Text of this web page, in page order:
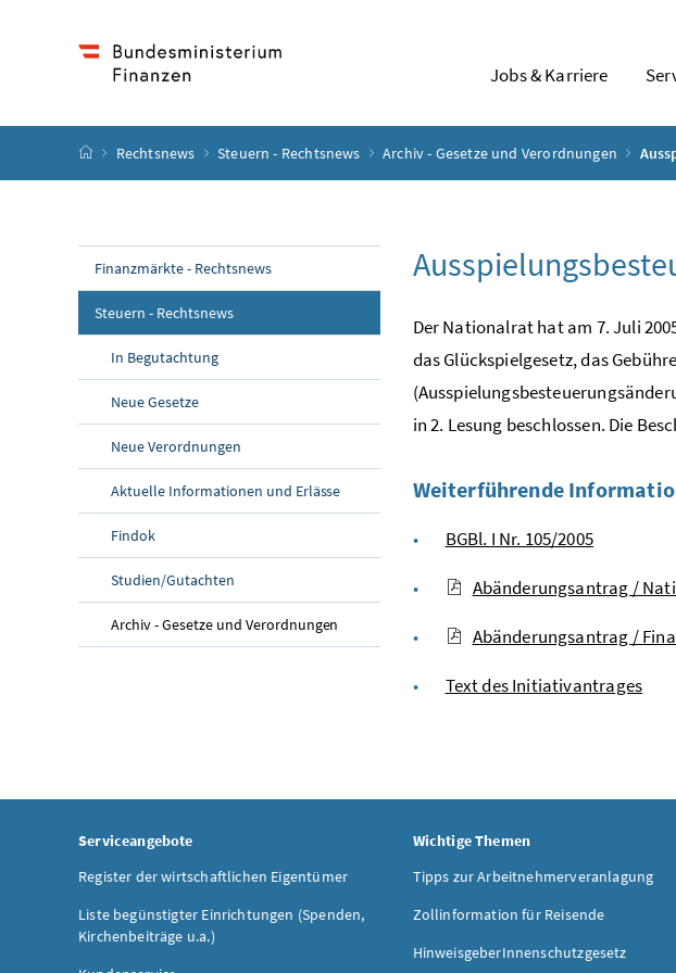
Jobs & Karriere
Startseite
Rechtsnews Steuern - Rechtsnews Archiv - Gesetze und Verordnungen
Finanzmärkte - Rechtsnews
Steuern - Rechtsnews
In Begutachtung
Neue Gesetze
Neue Verordnungen
Aktuelle Informationen und Erlässe
Findok
Studien/Gutachten
Archiv - Gesetze und Verordnungen
Der Nationalrat hat am 7. Juli
das Glückspielgesetz, das
in 2. Lesung beschlossen. Die
Weiterführende
BGBl. I Nr. 105/2005
Abänderungsantrag /
Abänderungsantrag /
Text des Initiativantrages
Serviceangebote
Register der wirtschaftlichen Eigentümer
Liste begünstigter Einrichtungen (Spenden,
Kirchenbeiträge u.a.)
Wichtige Themen
Tipps zur Arbeitnehmerveranlagung
Zollinformation für Reisende
HinweisgeberInnenschutzgesetz